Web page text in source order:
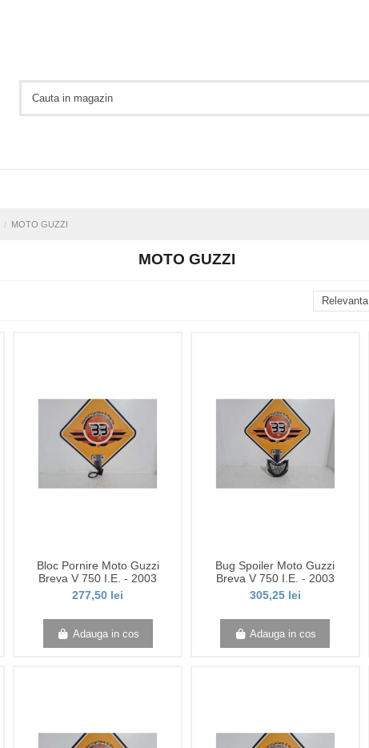
MOTO GUZZI
MOTO GUZZI
Relevanta
Bloc Pornire Moto Guzzi
Breva V 750 I.E. - 2003
277,50 lei
Adauga in cos
Bug Spoiler Moto Guzzi
Breva V 750 I.E. - 2003
305,25 lei
Adauga in cos